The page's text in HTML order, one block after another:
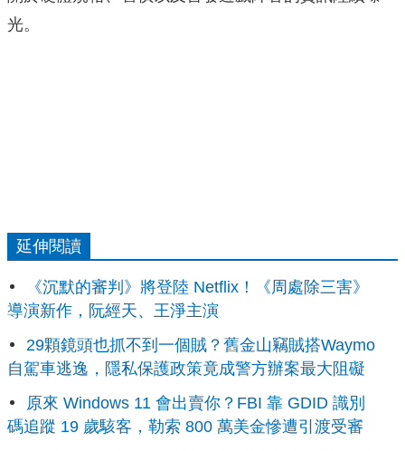
光。
延伸閱讀
《沉默的審判》將登陸 Netflix！《周處除三害》
導演新作，阮經天、王淨主演
29顆鏡頭也抓不到一個賊？舊金山竊賊搭Waymo
自駕車逃逸，隱私保護政策竟成警方辦案最大阻礙
原來 Windows 11 會出賣你？FBI 靠 GDID 識別
碼追蹤 19 歲駭客，勒索 800 萬美金慘遭引渡受審